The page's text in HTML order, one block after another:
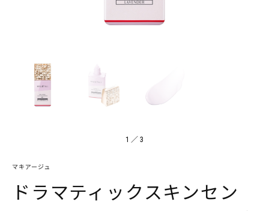
1 ／ 3
マキアージュ
ドラマティックスキンセン